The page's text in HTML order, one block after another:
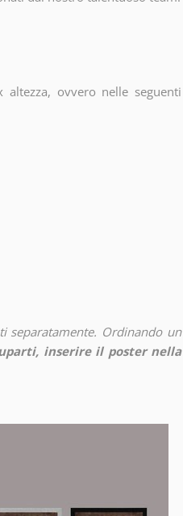
altezza, ovvero nelle seguenti
separatamente. Ordinando un
inserire il poster nella